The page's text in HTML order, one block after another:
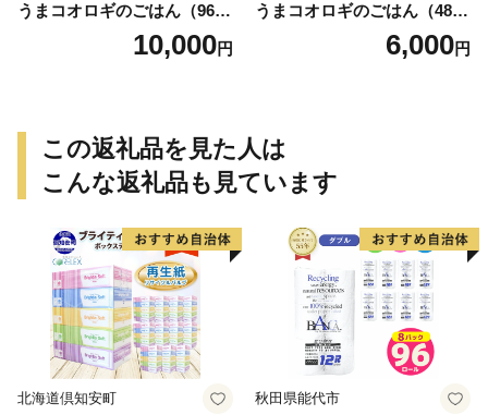
うまコオロギのごはん（960
10,000円
うまコオロギのごはん（480
6,000円
この返礼品を見た人は
こんな返礼品も見ています
北海道倶知安町 秋田県能代市